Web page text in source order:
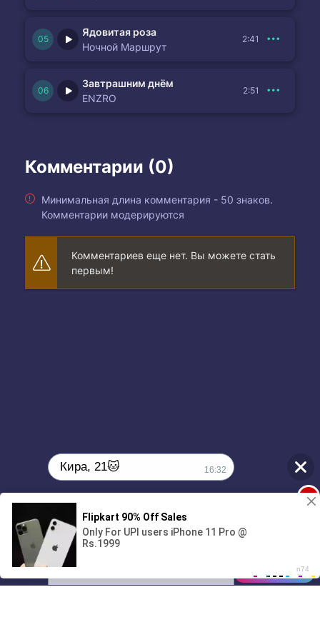
Ядовитая роза
Ночной Маршрут
2:41
Завтрашним днём
ENZRO
2:51
Комментарии (0)
Минимальная длина комментария - 50 знаков.
Комментарии модерируются
Комментариев еще нет. Вы можете стать
первым!
01/07
00:00
Кира, 21🐱 16:32
Поиграешь со мной? 💖🐾
1